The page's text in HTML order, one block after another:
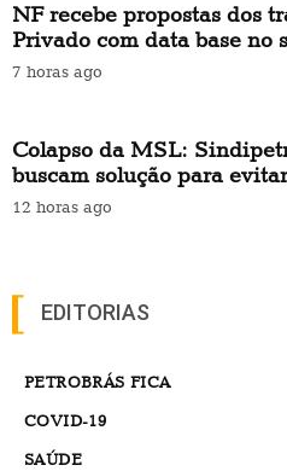
NF recebe propostas dos
Privado com data base no
7 horas ago
Colapso da MSL:
buscam solução para
12 horas ago
EDITORIAS
PETROBRÁS FICA
COVID-19
SAÚDE